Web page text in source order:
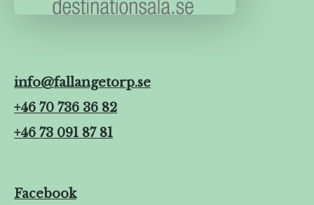
info@fallangetorp.se
+46 70 736 36 82
+46 73 091 87 81
Facebook